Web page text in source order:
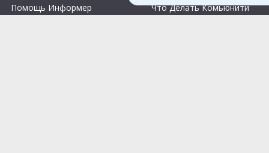
Помощь Информер
Что Делать Комьюнити